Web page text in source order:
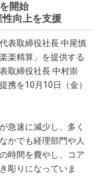
開始
向上を支援
表取締役社長 中尾慎
楽精算」を提供する
取締役社長 中村崇
携を10月10日（金）
急速に減少し、多く
かでも経理部門や人
時間を費やし、コア
彫りになっていま